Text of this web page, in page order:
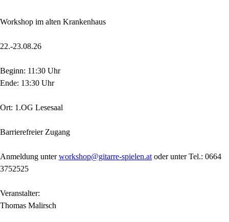
Workshop im alten Krankenhaus
22.-23.08.26
Beginn: 11:30 Uhr
Ende: 13:30 Uhr
Ort: 1.OG Lesesaal
Barrierefreier Zugang
Anmeldung unterworkshop@gitarre-spielen.at oder unter Tel.: 0664
3752525
Veranstalter:
Thomas Malirsch